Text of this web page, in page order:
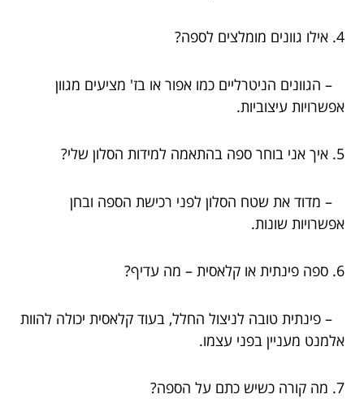
4. אילו גוונים מומלצים לספה?
– הגוונים הניטרליים כמו אפור או בז' מציעים מגוון
אפשרויות עיצוביות.
5. איך אני בוחר ספה בהתאמה למידות הסלון שלי?
– מדוד את שטח הסלון לפני רכישת הספה ובחן
אפשרויות שונות.
6. ספה פינתית או קלאסית – מה עדיף?
– פינתית טובה לניצול החלל, בעוד קלאסית יכולה להוות
אלמנט מעניין בפני עצמו.
7. מה קורה כשיש כתם על הספה?